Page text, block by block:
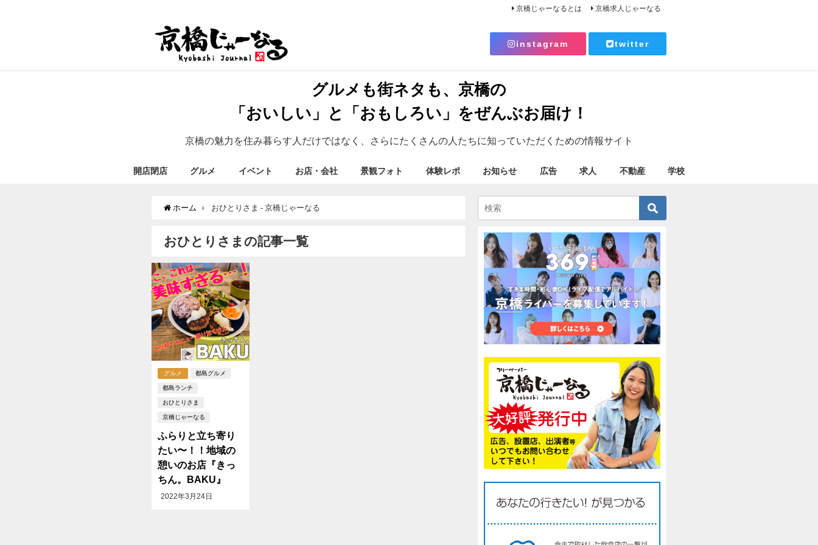
京橋じゃーなるとは 京橋求人じゃーなる
instagram twitter
グルメも街ネタも、京橋の
「おいしい」と「おもしろい」をぜんぶお届け！
京橋の魅力を住み暮らす人だけではなく、さらにたくさんの人たちに知っていただくための情報サイト
開店閉店 グルメ イベント お店・会社 景観フォト 体験レポ お知らせ 広告 求人 不動産 学校
ホーム おひとりさま - 京橋じゃーなる
おひとりさまの記事一覧
グルメ 都島グルメ
都島ランチ
おひとりさま
京橋じゃーなる
ふらりと立ち寄り
たい〜！！地域の
憩いのお店『きっ
ちん。BAKU』
2022年3月24日